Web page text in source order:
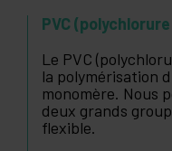
PVC
Le PVC
la polymérisation
monomère. Nous
deux grands
flexible.